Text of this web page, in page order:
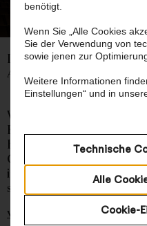
benötigt.
Wenn Sie „Alle Cookies
Sie der Verwendung von
sowie jenen zur
Weitere Informationen
Einstellungen“ und in
Technische
Alle
Cookie-
In deutscher Sprache
Ab 10 Jahren
Wir entführen Sie
Künstler:innen und
haben: hinter die
Geschichten aus erster
interessante Fakten
seinen über 900
weiterlesen